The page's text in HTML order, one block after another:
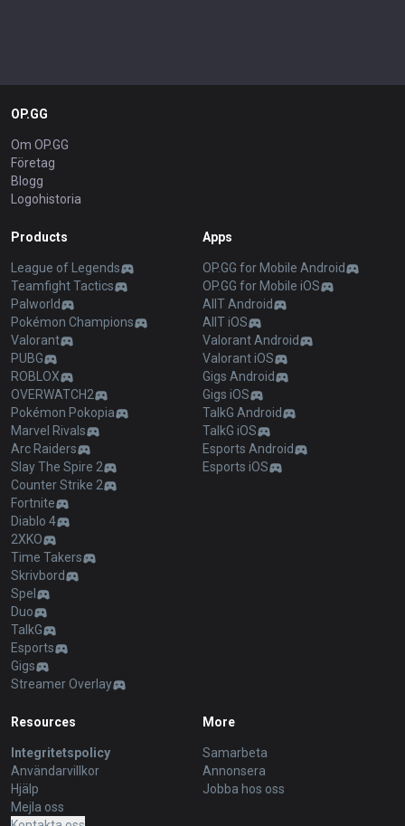
OP.GG
Om OP.GG
Företag
Blogg
Logohistoria
Products
League of Legends
Teamfight Tactics
Palworld
Pokémon Champions
Valorant
PUBG
ROBLOX
OVERWATCH2
Pokémon Pokopia
Marvel Rivals
Arc Raiders
Slay The Spire 2
Counter Strike 2
Fortnite
Diablo 4
2XKO
Time Takers
Skrivbord
Spel
Duo
TalkG
Esports
Gigs
Streamer Overlay
Apps
OP.GG for Mobile Android
OP.GG for Mobile iOS
AllT Android
AllT iOS
Valorant Android
Valorant iOS
Gigs Android
Gigs iOS
TalkG Android
TalkG iOS
Esports Android
Esports iOS
Resources
Integritetspolicy
Användarvillkor
Hjälp
Mejla oss
More
Samarbeta
Annonsera
Jobba hos oss